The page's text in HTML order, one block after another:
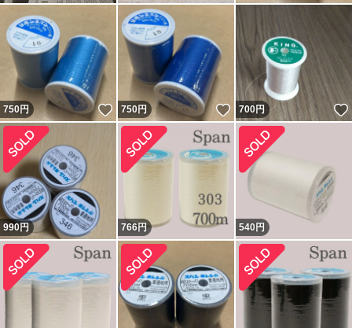
750円 いいね！
750円 いいね！
700円
990円 766円 540円